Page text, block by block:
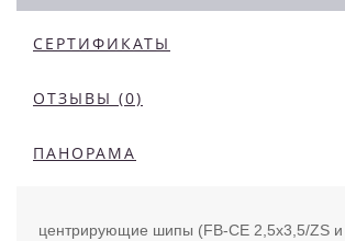
СЕРТИФИКАТЫ
ОТЗЫВЫ (0)
ПАНОРАМА
центрирующие шипы (FB-CE 2,5x3,5/ZS и